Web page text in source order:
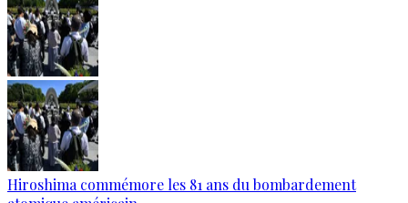
Hiroshima commémore les 81 ans du bombardement